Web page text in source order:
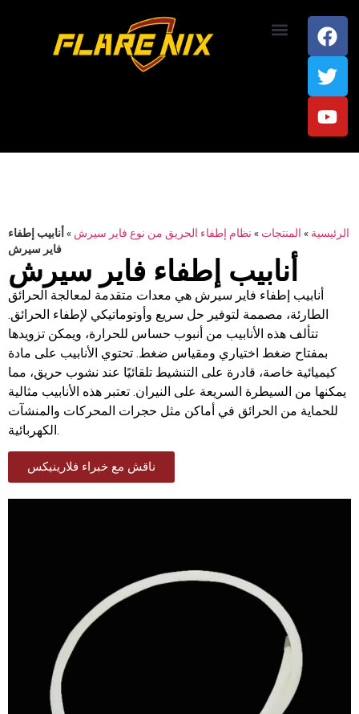
الرئيسية » المنتجات » نظام إطفاء الحريق من نوع فاير سيرش »أنابيب إطفاء
فاير سيرش
أنابيب إطفاء فاير سيرش
أنابيب إطفاء فاير سيرش هي معدات متقدمة لمعالجة الحرائق
الطارئة، مصممة لتوفير حل سريع وأوتوماتيكي لإطفاء الحرائق.
تتألف هذه الأنابيب من أنبوب حساس للحرارة، ويمكن تزويدها
بمفتاح ضغط اختياري ومقياس ضغط. تحتوي الأنابيب على مادة
كيميائية خاصة، قادرة على التنشيط تلقائيًا عند نشوب حريق، مما
يمكنها من السيطرة السريعة على النيران. تعتبر هذه الأنابيب مثالية
للحماية من الحرائق في أماكن مثل حجرات المحركات والمنشآت
الكهربائية.
ناقش مع خبراء فلارينيكس